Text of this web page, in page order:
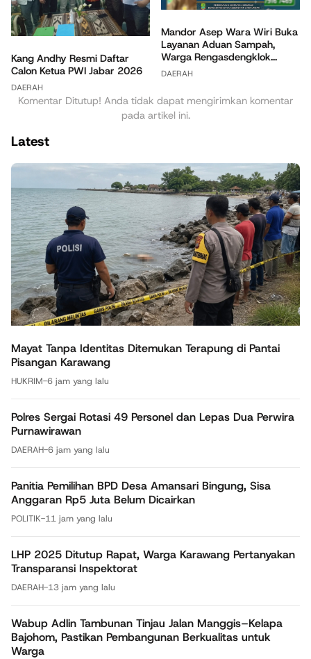
Kang Andhy Resmi Daftar
Calon Ketua PWI Jabar 2026
DAERAH
Mandor Asep Wara Wiri Buka
Layanan Aduan Sampah,
Warga Rengasdengklok...
DAERAH
Komentar Ditutup! Anda tidak dapat mengirimkan komentar
pada artikel ini.
Latest
Mayat Tanpa Identitas Ditemukan Terapung di Pantai
Pisangan Karawang
HUKRIM-6 jam yang lalu
Polres Sergai Rotasi 49 Personel dan Lepas Dua Perwira
Purnawirawan
DAERAH-6 jam yang lalu
Panitia Pemilihan BPD Desa Amansari Bingung, Sisa
Anggaran Rp5 Juta Belum Dicairkan
POLITIK-11 jam yang lalu
LHP 2025 Ditutup Rapat, Warga Karawang Pertanyakan
Transparansi Inspektorat
DAERAH-13 jam yang lalu
Wabup Adlin Tambunan Tinjau Jalan Manggis–Kelapa
Bajohom, Pastikan Pembangunan Berkualitas untuk
Warga